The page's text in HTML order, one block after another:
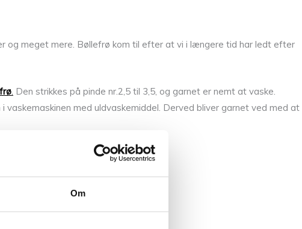
Om
og meget mere. Bøllefrø kom til efter at vi i længere tid har ledt efter
. Den strikkes på pinde nr.2,5 til 3,5, og garnet er nemt at vaske.
med uldvaskemiddel. Derved bliver garnet ved med at